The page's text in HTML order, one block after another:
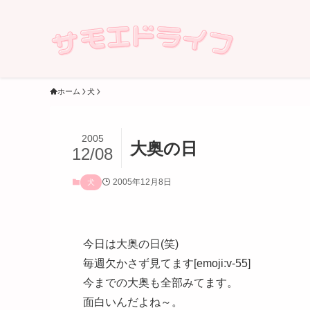
ホーム 犬
大奥の日
2005
12/08
犬 2005年12月8日
今日は大奥の日(笑)
毎週欠かさず見てます[emoji:v-55]
今までの大奥も全部みてます。
面白いんだよね～。